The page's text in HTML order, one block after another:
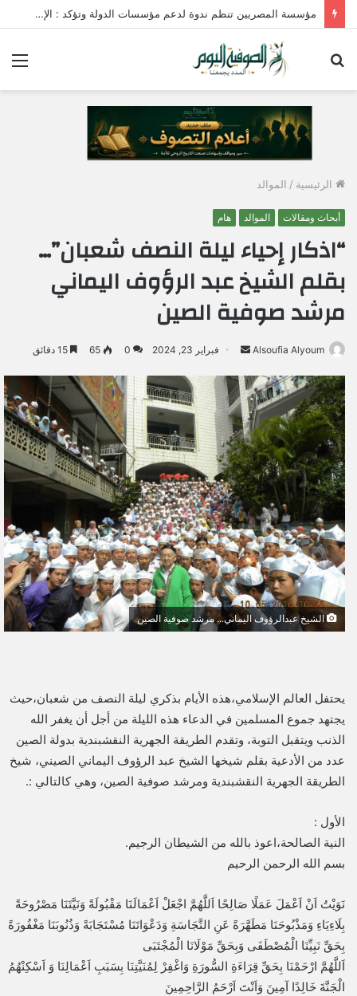
مؤسسة المصريين تنظم ندوة لدعم مؤسسات الدولة وتؤكد : الإصطفاف الوطني وبناء الوعي المجتمعي ضرورة لمواجهة التحديات وحماية الأمن القومي المصري
الرئيسية / الموالد
أبحاث ومقالات الموالد هام
“اذكار إحياء ليلة النصف شعبان”…
بقلم الشيخ عبد الرؤوف اليماني
مرشد صوفية الصين
Alsoufia Alyoum
س
ل
ب
ر
ي
د
ا
إ
ل
ك
ت
ر
و
فبراير 23, 2024 0
65
الشيخ عبدالرؤوف اليماني... مرشد صوفية الصين
يحتفل العالم الإسلامي،هذه الأيام بذكري ليلة النصف من شعبان،حيث
يجتهد جموع المسلمين في الدعاء هذه الليلة من أجل أن يغفر الله
الذنب ويتقبل التوبة، وتقدم الطريقة الجهرية النقشبندية بدولة الصين
عدد من الأدعية بقلم شيخها الشيخ عبد الرؤوف اليماني الصيني، شيخ
الطريقة الجهرية النقشبندية ومرشد صوفية الصين، وهي كالتالي :.
الأول :
النية الصالحة،اعوذ بالله من الشيطان الرجيم.
بسم الله الرحمن الرحيم
نَوَيْتُ اَنْ اَعْمَلَ عَمَلًا صَالِحًا اَللَّهُمَّ اجْعَلْ اَعْمَالَنَا مَقْبُولَةً وَنَيَّتَنَا مَصْرُوحَةً
بِلَاءِيَاءِ وَمَذْبُوحَنَا مَطَهَّرَةً عَنِ التَّجَاسَةِ وَدَعْوَاتَنَا مُسْتَجَابَةً وَذُنُوبَنَا مَغْفُورَةً
بِحَقِّ نَبِيِّنَا الْمُصْطَفَى وَبِحَقِّ مَوْلَانَا الْمُجْتَبَى
اَللَّهُمَّ ارْحَمْنَا بِحَقِّ قِرَاءَةِ السُّورَةِ وَاغْفِرْ لِمُنَيَّتِنَا بِسَبَبِ اَعْمَالِنَا وَ اَسْكِنْهُمُ
الْجَنَّةَ خَالِدًا آمِينَ وَاَنْتَ اَرْحَمُ الرَّاحِمِينَ